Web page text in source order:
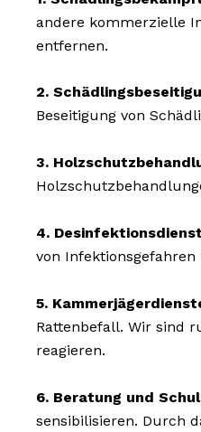
andere kommerzielle
entfernen.
2.
Beseitigung von
3.
4.
von
5.
Rattenbefall. Wir sind
reagieren.
6. Beratung und
sensibilisieren. Durch